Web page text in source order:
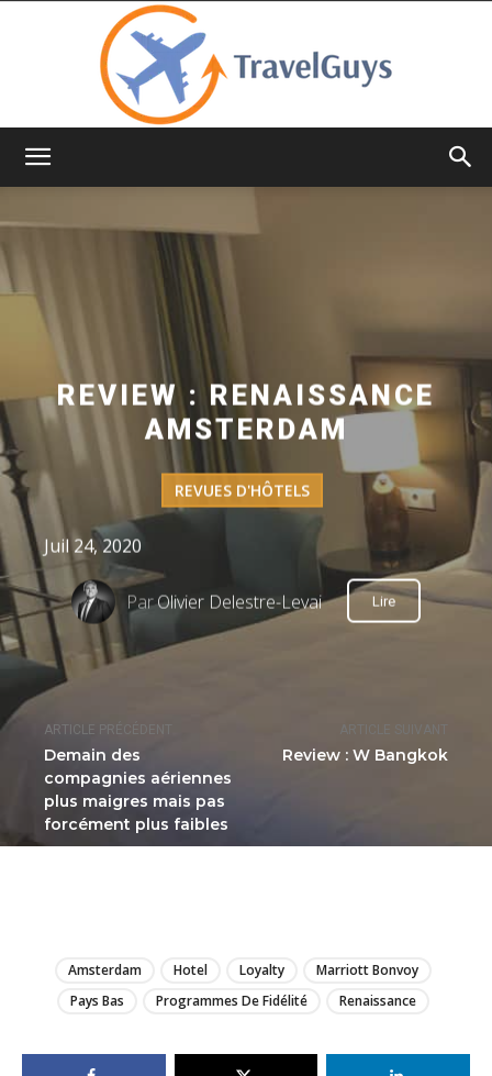
ARTICLE PRÉCÉDENT
Demain des
compagnies aériennes
plus maigres mais pas
forcément plus faibles
ARTICLE SUIVANT
Review : W Bangkok
REVIEW : RENAISSANCE
AMSTERDAM
REVUES D'HÔTELS
Juil 24, 2020
ParOlivier Delestre-Levai Lire
Amsterdam Hotel Loyalty
Marriott Bonvoy
Pays Bas
Programmes De Fidélité Renaissance